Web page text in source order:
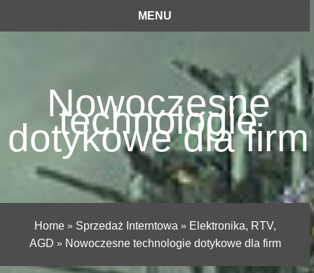
MENU
Nowoczesne
technologie
dotykowe dla firm
Home» Sprzedaż Interntowa » Elektronika, RTV,
AGD » Nowoczesne technologie dotykowe dla firm